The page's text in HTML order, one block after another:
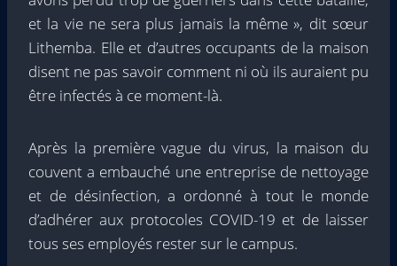
et la vie ne sera plus jamais la même », dit sœur
Lithemba. Elle et d’autres occupants de la maison
disent ne pas savoir comment ni où ils auraient pu
être infectés à ce moment-là.
Après la première vague du virus, la maison du
couvent a embauché une entreprise de nettoyage
et de désinfection, a ordonné à tout le monde
d’adhérer aux protocoles COVID-19 et de laisser
tous ses employés rester sur le campus.